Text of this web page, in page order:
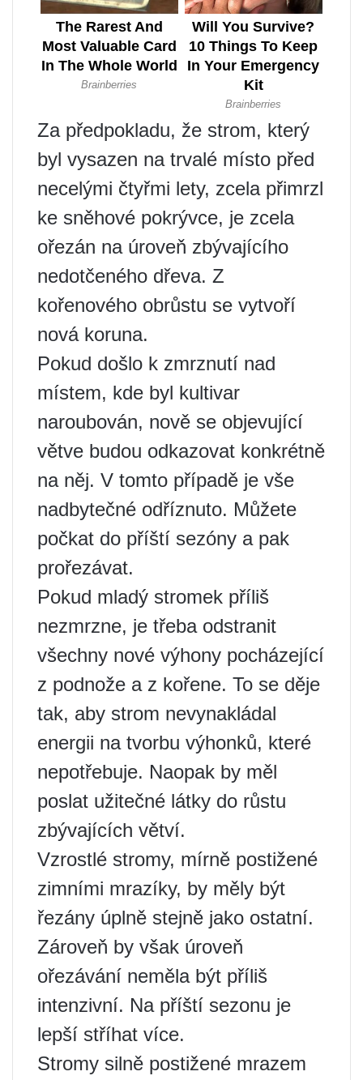
Za předpokladu, že strom, který
byl vysazen na trvalé místo před
necelými čtyřmi lety, zcela přimrzl
ke sněhové pokrývce, je zcela
ořezán na úroveň zbývajícího
nedotčeného dřeva. Z
kořenového obrůstu se vytvoří
nová koruna.
Pokud došlo k zmrznutí nad
místem, kde byl kultivar
naroubován, nově se objevující
větve budou odkazovat konkrétně
na něj. V tomto případě je vše
nadbytečné odříznuto. Můžete
počkat do příští sezóny a pak
prořezávat.
Pokud mladý stromek příliš
nezmrzne, je třeba odstranit
všechny nové výhony pocházející
z podnože a z kořene. To se děje
tak, aby strom nevynakládal
energii na tvorbu výhonků, které
nepotřebuje. Naopak by měl
poslat užitečné látky do růstu
zbývajících větví.
Vzrostlé stromy, mírně postižené
zimními mrazíky, by měly být
řezány úplně stejně jako ostatní.
Zároveň by však úroveň
ořezávání neměla být příliš
intenzivní. Na příští sezonu je
lepší stříhat více.
Stromy silně postižené mrazem